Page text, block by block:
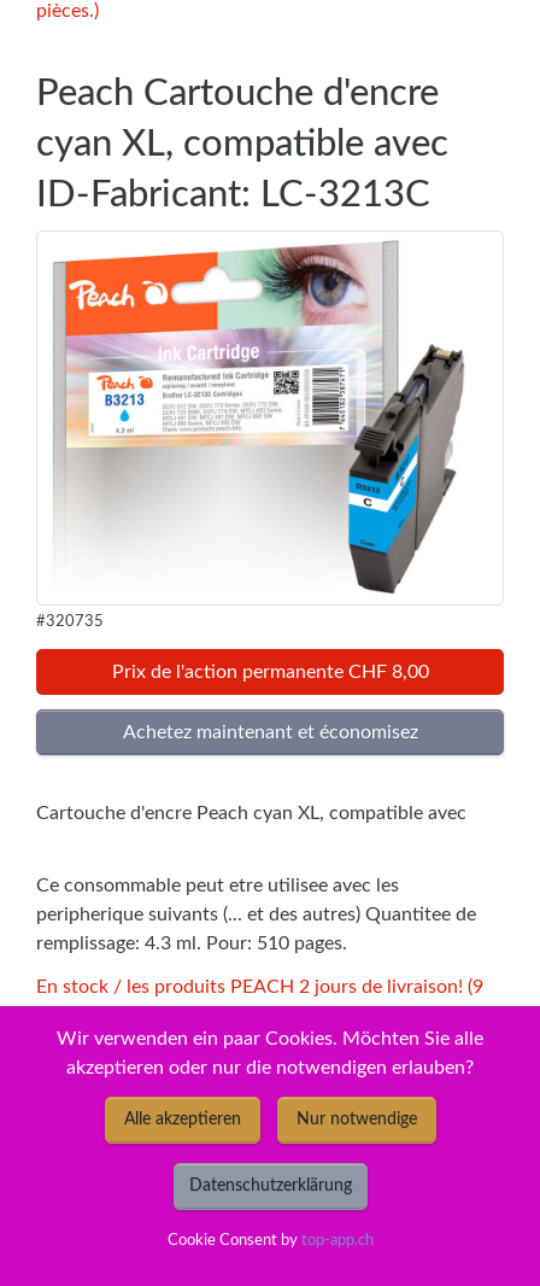
pièces.)
Peach Cartouche d'encre
cyan XL, compatible avec
ID-Fabricant: LC-3213C
#320735
Prix de l'action permanente CHF 8,00
Cartouche d'encre Peach cyan XL, compatible avec
Ce consommable peut etre utilisee avec les
peripherique suivants (... et des autres) Quantitee de
remplissage: 4.3 ml. Pour: 510 pages.
En stock / les produits PEACH 2 jours de livraison! (9
Peach Cartouche d'encre
cyan, compatible avec ID-
Fabricant: LC-3211C
Wir verwenden ein paar Cookies. Möchten Sie alle
akzeptieren oder nur die notwendigen erlauben?
Alle akzeptieren Nur notwendige
Datenschutzerklärung
Cookie Consent by top-app.ch